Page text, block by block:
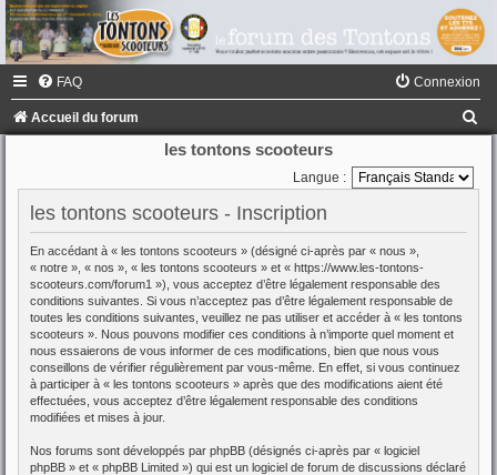
FAQ Connexion
Accueil du forum
les tontons scooteurs
Langue :
les tontons scooteurs - Inscription
En accédant à « les tontons scooteurs » (désigné ci-après par « nous »,
« notre », « nos », « les tontons scooteurs » et « https://www.les-tontons-
scooteurs.com/forum1 »), vous acceptez d’être légalement responsable des
conditions suivantes. Si vous n’acceptez pas d’être légalement responsable de
toutes les conditions suivantes, veuillez ne pas utiliser et accéder à « les tontons
scooteurs ». Nous pouvons modifier ces conditions à n’importe quel moment et
nous essaierons de vous informer de ces modifications, bien que nous vous
conseillons de vérifier régulièrement par vous-même. En effet, si vous continuez
à participer à « les tontons scooteurs » après que des modifications aient été
effectuées, vous acceptez d’être légalement responsable des conditions
modifiées et mises à jour.
Nos forums sont développés par phpBB (désignés ci-après par « logiciel
phpBB » et « phpBB Limited ») qui est un logiciel de forum de discussions déclaré